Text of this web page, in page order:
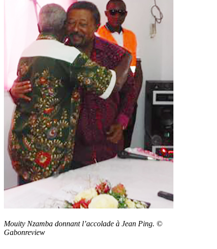
Mouity Nzamba donnant l’accolade à Jean Ping. ©
Gabonreview